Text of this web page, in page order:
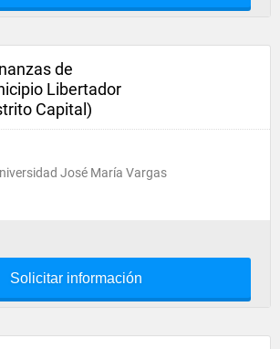
de
Libertador
Capital)
José María Vargas
Solicitar información